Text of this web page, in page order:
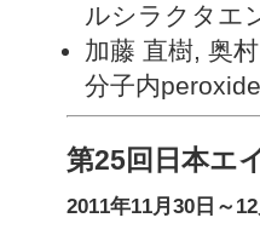
ルシラクタエ
加藤 直樹, 奥
分子内
第25回日本エ
2011年11月30日～